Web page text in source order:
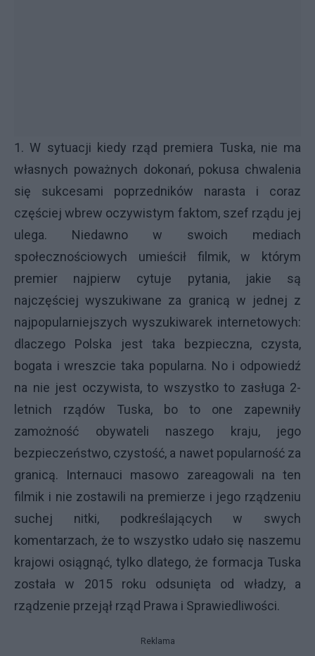
1. W sytuacji kiedy rząd premiera Tuska, nie ma
własnych poważnych dokonań, pokusa chwalenia
się sukcesami poprzedników narasta i coraz
częściej wbrew oczywistym faktom, szef rządu jej
ulega. Niedawno w swoich mediach
społecznościowych umieścił filmik, w którym
premier najpierw cytuje pytania, jakie są
najczęściej wyszukiwane za granicą w jednej z
najpopularniejszych wyszukiwarek internetowych:
dlaczego Polska jest taka bezpieczna, czysta,
bogata i wreszcie taka popularna. No i odpowiedź
na nie jest oczywista, to wszystko to zasługa 2-
letnich rządów Tuska, bo to one zapewniły
zamożność obywateli naszego kraju, jego
bezpieczeństwo, czystość, a nawet popularność za
granicą. Internauci masowo zareagowali na ten
filmik i nie zostawili na premierze i jego rządzeniu
suchej nitki, podkreślających w swych
komentarzach, że to wszystko udało się naszemu
krajowi osiągnąć, tylko dlatego, że formacja Tuska
została w 2015 roku odsunięta od władzy, a
rządzenie przejął rząd Prawa i Sprawiedliwości.
Reklama